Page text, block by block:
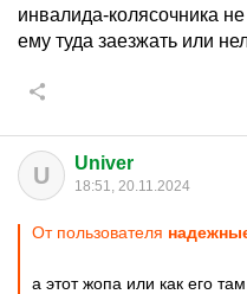
инвалида-колясочника
ему туда заезжать или
U Univer
18:51, 20.11.2024
От пользователя
а этот жопа или как его